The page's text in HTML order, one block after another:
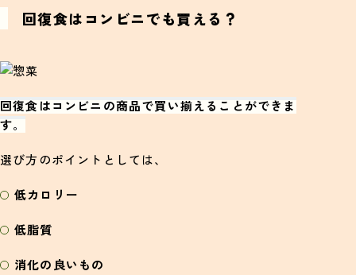
回復食はコンビニでも買える？
回復食はコンビニの商品で買い揃えることができま
す。
選び方のポイントとしては、
低カロリー
低脂質
消化の良いもの